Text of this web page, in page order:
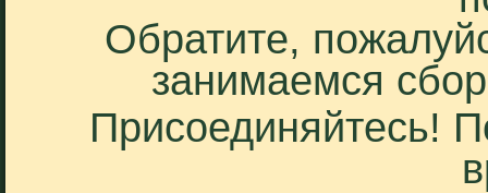
Обратите,
занимаемся
Присоединяйтесь!